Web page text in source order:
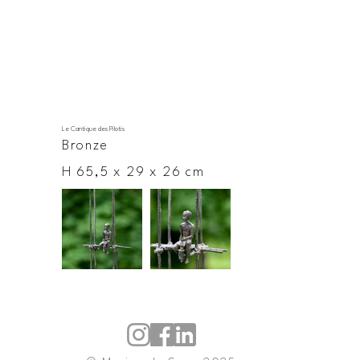
Le Cantique des Pilotis
Bronze
H 65,5 x 29 x 26 cm